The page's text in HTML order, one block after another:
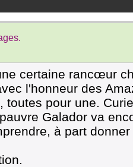
certaine rancœur
l'honneur des
toutes pour une.
Galador va
à part